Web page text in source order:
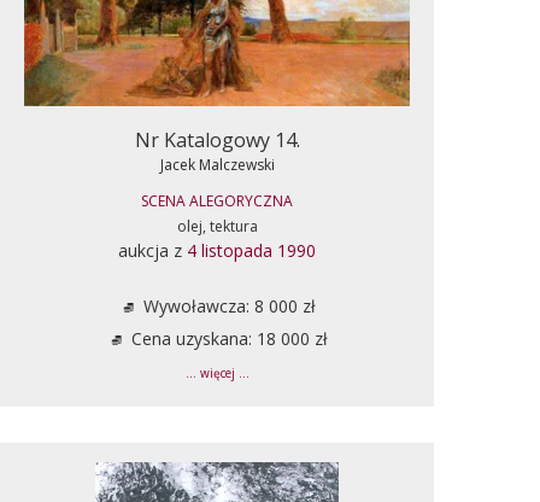
Nr Katalogowy 14.
Jacek Malczewski
SCENA ALEGORYCZNA
olej, tektura
aukcja z 4 listopada 1990
Wywoławcza: 8 000 zł
Cena uzyskana: 18 000 zł
... więcej ...